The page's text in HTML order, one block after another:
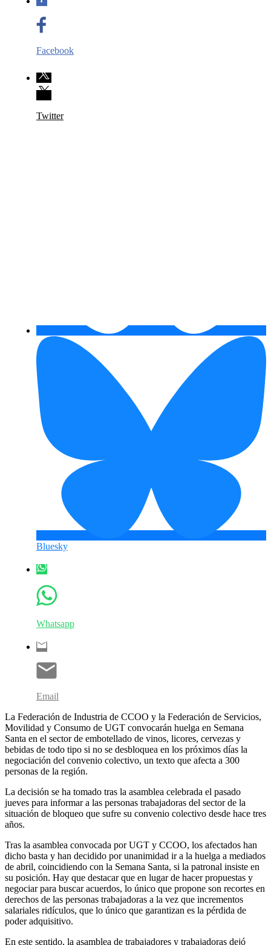
Facebook
Twitter
Bluesky
Whatsapp
Email
La Federación de Industria de CCOO y la Federación de Servicios,
Movilidad y Consumo de UGT convocarán huelga en Semana
Santa en el sector de embotellado de vinos, licores, cervezas y
bebidas de todo tipo si no se desbloquea en los próximos días la
negociación del convenio colectivo, un texto que afecta a 300
personas de la región.
La decisión se ha tomado tras la asamblea celebrada el pasado
jueves para informar a las personas trabajadoras del sector de la
situación de bloqueo que sufre su convenio colectivo desde hace tres
años.
Tras la asamblea convocada por UGT y CCOO, los afectados han
dicho basta y han decidido por unanimidad ir a la huelga a mediados
de abril, coincidiendo con la Semana Santa, si la patronal insiste en
su posición. Hay que destacar que en lugar de hacer propuestas y
negociar para buscar acuerdos, lo único que propone son recortes en
derechos de las personas trabajadoras a la vez que incrementos
salariales ridículos, que lo único que garantizan es la pérdida de
poder adquisitivo.
En este sentido, la asamblea de trabajadores y trabajadoras dejó